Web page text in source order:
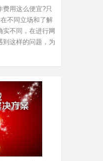
费用这么便宜?只
不同立场和了解
实不同，在进行网
到这样的问题，为